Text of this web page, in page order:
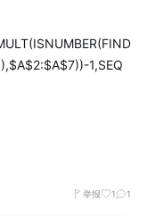
1,SEQ
举报 1 1